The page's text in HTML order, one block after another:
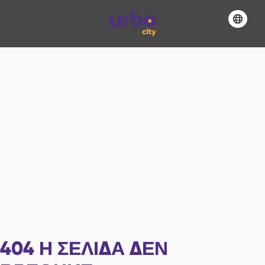
404 Η ΣΕΛΊΔΑ ΔΕΝ